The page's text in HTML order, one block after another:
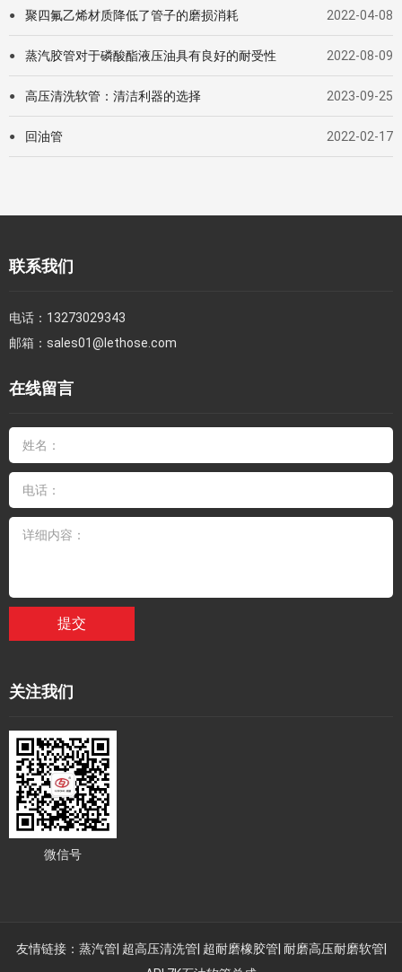
● 聚四氟乙烯材质降低了管子的磨损消耗 2022-04-08
● 蒸汽胶管对于磷酸酯液压油具有良好的耐受性 2022-08-09
● 高压清洗软管：清洁利器的选择 2023-09-25
● 回油管 2022-02-17
联系我们
电话： 13273029343
邮箱： sales01@lethose.com
在线留言
提交
关注我们
微信号
友情链接： 蒸汽管 超高压清洗管 超耐磨橡胶管 耐磨高压耐磨软管